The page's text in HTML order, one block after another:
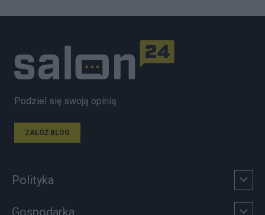
Podziel się swoją opinią
ZAŁÓŻ BLOG
Polityka
Gospodarka